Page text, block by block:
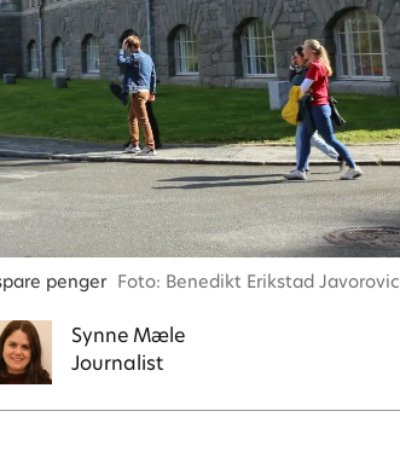
penger Foto: Benedikt Erikstad Javorovic
Synne Mæle
Journalist